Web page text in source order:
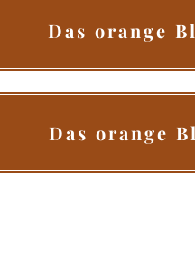
Das orange
Das orange